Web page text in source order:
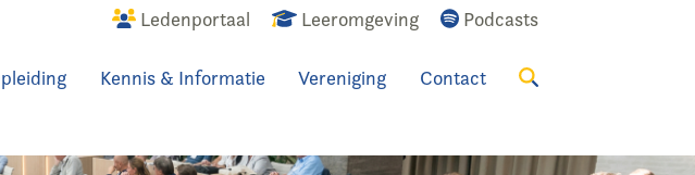
Ledenportaal Leeromgeving Podcasts
Kennis & Informatie Vereniging Contact